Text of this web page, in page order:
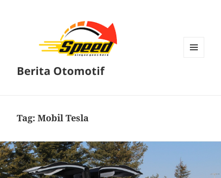
Berita Otomotif
Tag:Mobil Tesla